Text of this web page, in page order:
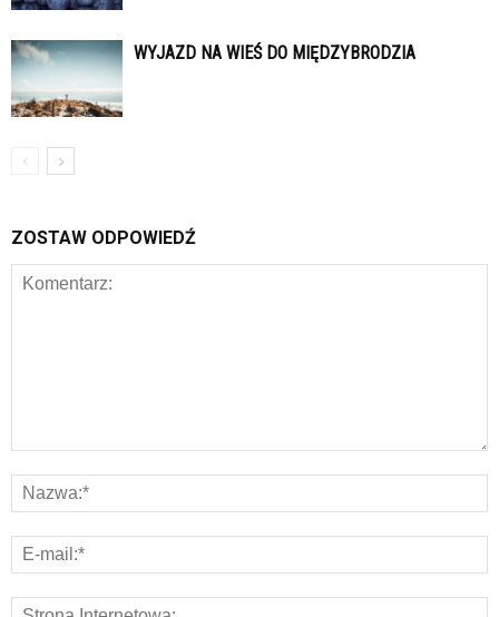
WYJAZD NA WIEŚ DO MIĘDZYBRODZIA
ZOSTAW ODPOWIEDŹ